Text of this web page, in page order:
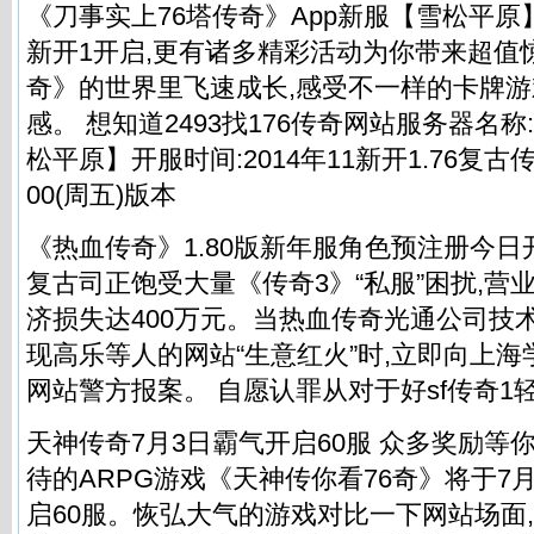
《刀事实上76塔传奇》App新服【雪松平
新开1开启,更有诸多精彩活动为你带来超值
奇》的世界里飞速成长,感受不一样的卡牌
感。 想知道2493找176传奇网站服务器名
松平原】开服时间:2014年11新开1.76复古
00(周五)版本
《热血传奇》1.80版新年服角色预注册今
复古司正饱受大量《传奇3》“私服”困扰,营
济损失达400万元。当热血传奇光通公司技
现高乐等人的网站“生意红火”时,立即向上
网站警方报案。 自愿认罪从对于好sf传奇1
天神传奇7月3日霸气开启60服 众多奖励等
待的ARPG游戏《天神传你看76奇》将于7
启60服。恢弘大气的游戏对比一下网站场